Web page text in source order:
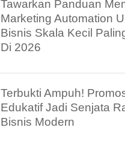
Tawarkan Panduan
Marketing Automation
Bisnis Skala Kecil
Di 2026
Terbukti Ampuh!
Edukatif Jadi Senjata
Bisnis Modern